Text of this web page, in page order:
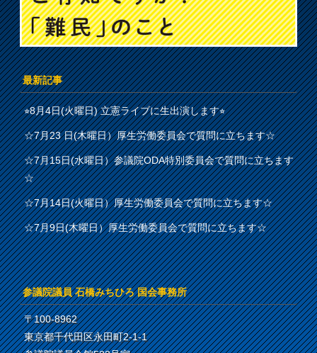
最新記事
⭐︎8月4日(火曜日) 立憲ライブに生出演します⭐︎
☆7月23 日(木曜日）厚生労働委員会で質問に立ちます☆
☆7月15日(水曜日）参議院ODA特別委員会で質問に立ちます
☆
☆7月14日(火曜日）厚生労働委員会で質問に立ちます☆
☆7月9日(木曜日）厚生労働委員会で質問に立ちます☆
参議院議員 石橋みちひろ 国会事務所
〒100-8962
東京都千代田区永田町2-1-1